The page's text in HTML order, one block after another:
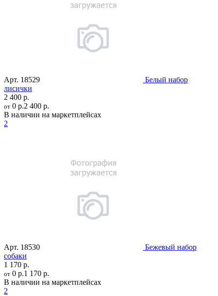
Арт. 18529
Белый набор
лисички
2 400 р.
от 0 р.2 400 р.
В наличии на маркетплейсах
2
Арт. 18530
Бежевый набор
собаки
1 170 р.
от 0 р.1 170 р.
В наличии на маркетплейсах
2